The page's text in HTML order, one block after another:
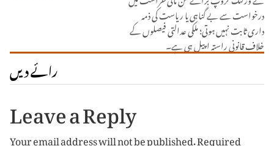
درخواست سے بے گناہی یا ریاست کی ذمہ
داری ثابت نہیں ہوتی؛ ملکی عدالتی فیصلوں کے
خلاف قانونی راستہ اپیل ہی ہے۔
رائے دیں
Leave a Reply
Your email address will not be published.Required